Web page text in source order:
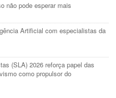
não pode esperar mais
Artificial com especialistas da
(SLA) 2026 reforça papel das
como propulsor do